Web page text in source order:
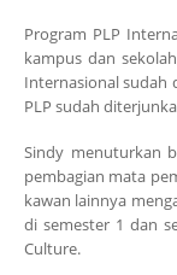
Program PLP
kampus dan
Internasional sudah
PLP sudah
Sindy menuturkan
pembagian mata
kawan lainnya
di semester 1 dan
Culture.